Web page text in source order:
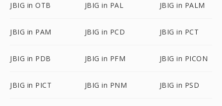
JBIG in OTB JBIG in PAL JBIG in PALM
JBIG in PAM JBIG in PCD JBIG in PCT
JBIG in PDB JBIG in PFM JBIG in PICON
JBIG in PICT JBIG in PNM JBIG in PSD